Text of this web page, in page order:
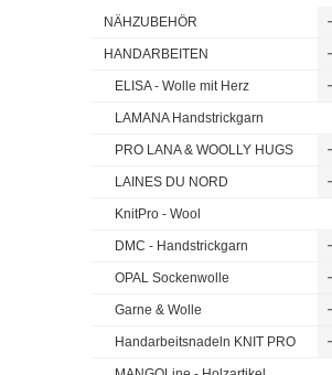
NÄHZUBEHÖR
HANDARBEITEN
ELISA - Wolle mit Herz
LAMANA Handstrickgarn
PRO LANA & WOOLLY HUGS
LAINES DU NORD
KnitPro - Wool
DMC - Handstrickgarn
OPAL Sockenwolle
Garne & Wolle
Handarbeitsnadeln KNIT PRO